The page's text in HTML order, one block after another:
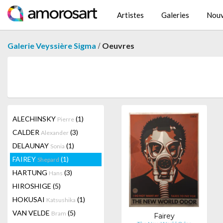
Artistes Galeries
Galerie Veyssière Sigma / Oeuvres
ALECHINSKY Pierre (1)
CALDER Alexander (3)
DELAUNAY Sonia (1)
FAIREY Shepard (1)
HARTUNG Hans (3)
HIROSHIGE (5)
HOKUSAI Katsushika (1)
VAN VELDE Bram (5) Fairey